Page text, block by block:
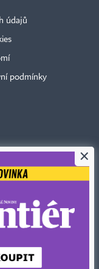
údajů
podmínky
svolení vydavatele je
rozmnožování a šíření
v českém nebo
též rozmnožování
×